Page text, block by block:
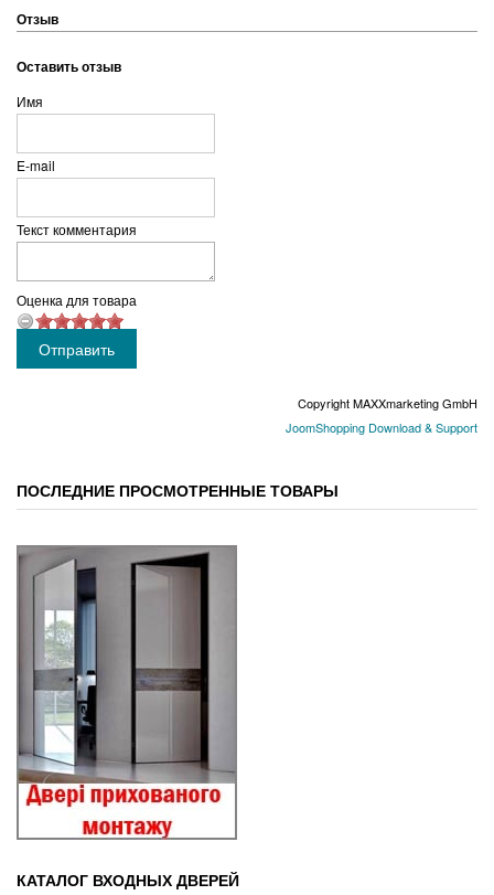
Отзыв
Оставить отзыв
Имя
E-mail
Текст комментария
Оценка для товара
Copyright MAXXmarketing GmbH
JoomShopping Download & Support
ПОСЛЕДНИЕ ПРОСМОТРЕННЫЕ ТОВАРЫ
КАТАЛОГ ВХОДНЫХ ДВЕРЕЙ